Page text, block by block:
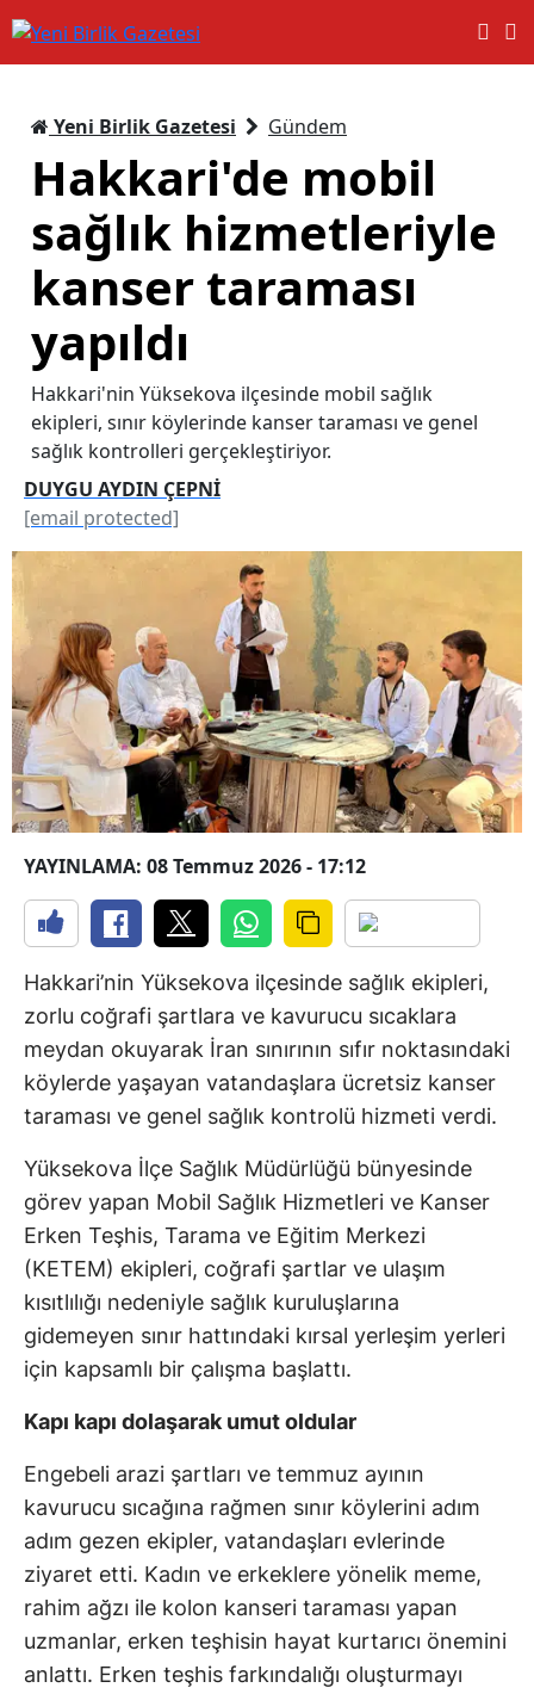
Yeni Birlik Gazetesi Gündem
Hakkari'de mobil
sağlık hizmetleriyle
kanser taraması
yapıldı
Hakkari'nin Yüksekova ilçesinde mobil sağlık
ekipleri, sınır köylerinde kanser taraması ve genel
sağlık kontrolleri gerçekleştiriyor.
DUYGU AYDIN ÇEPNİ
[email protected]
YAYINLAMA: 08 Temmuz 2026 - 17:12
Hakkari’nin Yüksekova ilçesinde sağlık ekipleri,
zorlu coğrafi şartlara ve kavurucu sıcaklara
meydan okuyarak İran sınırının sıfır noktasındaki
köylerde yaşayan vatandaşlara ücretsiz kanser
taraması ve genel sağlık kontrolü hizmeti verdi.
Yüksekova İlçe Sağlık Müdürlüğü bünyesinde
görev yapan Mobil Sağlık Hizmetleri ve Kanser
Erken Teşhis, Tarama ve Eğitim Merkezi
(KETEM) ekipleri, coğrafi şartlar ve ulaşım
kısıtlılığı nedeniyle sağlık kuruluşlarına
gidemeyen sınır hattındaki kırsal yerleşim yerleri
için kapsamlı bir çalışma başlattı.
Kapı kapı dolaşarak umut oldular
Engebeli arazi şartları ve temmuz ayının
kavurucu sıcağına rağmen sınır köylerini adım
adım gezen ekipler, vatandaşları evlerinde
ziyaret etti. Kadın ve erkeklere yönelik meme,
rahim ağzı ile kolon kanseri taraması yapan
uzmanlar, erken teşhisin hayat kurtarıcı önemini
anlattı. Erken teşhis farkındalığı oluşturmayı